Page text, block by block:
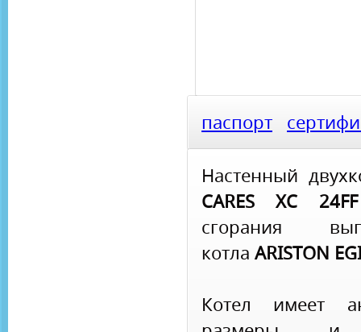
паспорт
Настенный
CARES XC 24FF
сгорания
котла ARISTON
Котел имеет